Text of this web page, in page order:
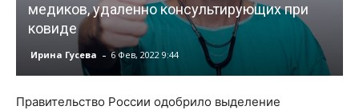
медиков, удаленно консультирующих при
ковиде
Ирина Гусева - 6 Фев, 2022 9:44
Правительство России одобрило выделение